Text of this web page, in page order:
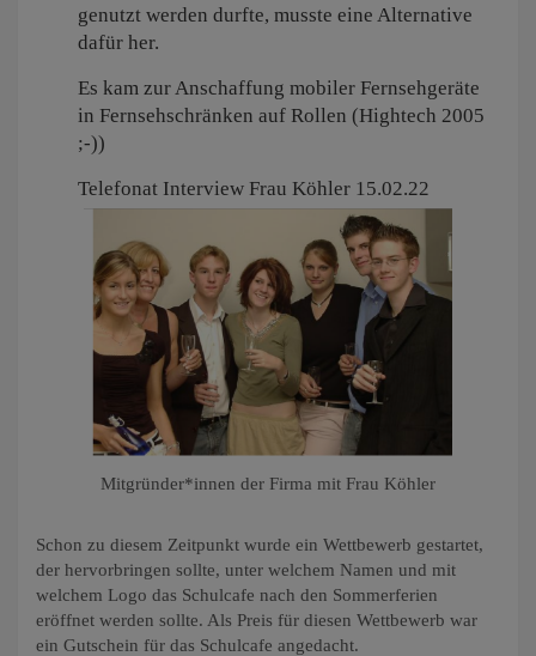
genutzt werden durfte, musste eine Alternative
dafür her.
Es kam zur Anschaffung mobiler Fernsehgeräte
in Fernsehschränken auf Rollen (Hightech 2005
;-))
Telefonat Interview Frau Köhler 15.02.22
Mitgründer*innen der Firma mit Frau Köhler
Schon zu diesem Zeitpunkt wurde ein Wettbewerb gestartet,
der hervorbringen sollte, unter welchem Namen und mit
welchem Logo das Schulcafe nach den Sommerferien
eröffnet werden sollte. Als Preis für diesen Wettbewerb war
ein Gutschein für das Schulcafe angedacht.